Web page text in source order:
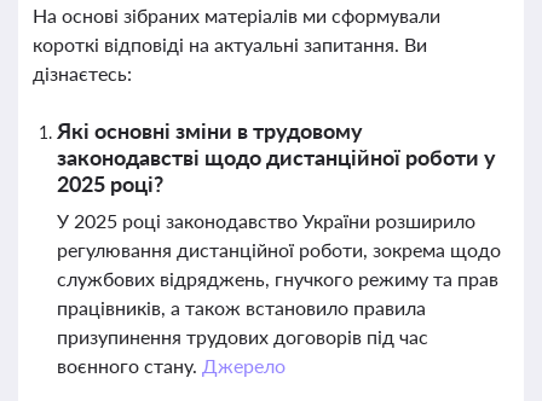
На основі зібраних матеріалів ми сформували
короткі відповіді на актуальні запитання. Ви
дізнаєтесь:
Які основні зміни в трудовому
законодавстві щодо дистанційної роботи у
2025 році?
У 2025 році законодавство України розширило
регулювання дистанційної роботи, зокрема щодо
службових відряджень, гнучкого режиму та прав
працівників, а також встановило правила
призупинення трудових договорів під час
воєнного стану. Джерело